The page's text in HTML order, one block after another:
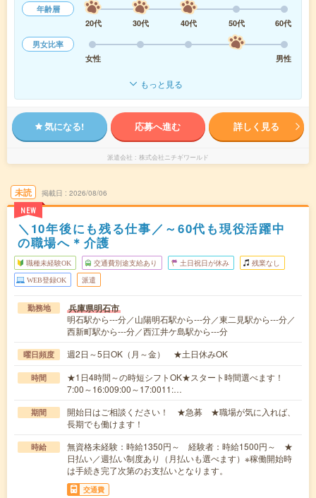
年齢層
20代
30代 40代 50代
60代
男女比率
女性
男性
もっと見る
気になる! 応募へ進む 詳しく見る
派遣会社 株式会社ニチギワールド
未読
NEW
掲載日 2026/08/06
＼10年後にも残る仕事／～60代も現役活躍中
の職場へ＊介護
職種未経験OK 交通費別途支給あり 土日祝日が休み 残業なし
WEB登録OK 派遣
勤務地 兵庫県明石市
明石駅から---分／山陽明石駅から---分／東二見駅から---分／
西新町駅から---分／西江井ケ島駅から---分
曜日頻度 週2日～5日OK（月～金） ★土日休みOK
時間
★1日4時間～の時短シフトOK★スタート時間選べます！
7:00～16:009:00～17:0011:…
期間
開始日はご相談ください！ ★急募 ★職場が気に入れば、
長期でも働けます！
時給
無資格未経験：時給1350円～ 経験者：時給1500円～ ★
日払い／週払い制度あり（月払いも選べます）※稼働開始時
は手続き完了次第のお支払いとなります。
交通費